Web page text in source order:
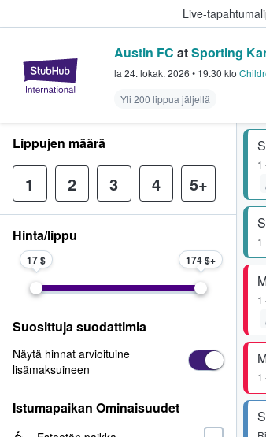
Live-
StubHub - missä
Austin FC atSporting
la 24. lokak. 2026 • 19.30 klo
Yli 200 lippua jäljellä
1
1
1
1
Lippujen määrä
1 2 3 4 5+
Hinta/lippu
17 $ 174 $
Suosittuja suodattimia
Näytä hinnat arvioituine
lisämaksuineen
Istumapaikan Ominaisuudet